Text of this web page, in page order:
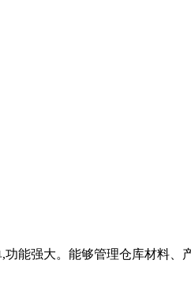
,功能强大。能够管理仓库材料